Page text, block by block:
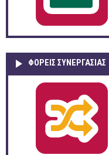
ΦΟΡΕΙΣ ΣΥΝΕΡΓΑΣΙΑΣ